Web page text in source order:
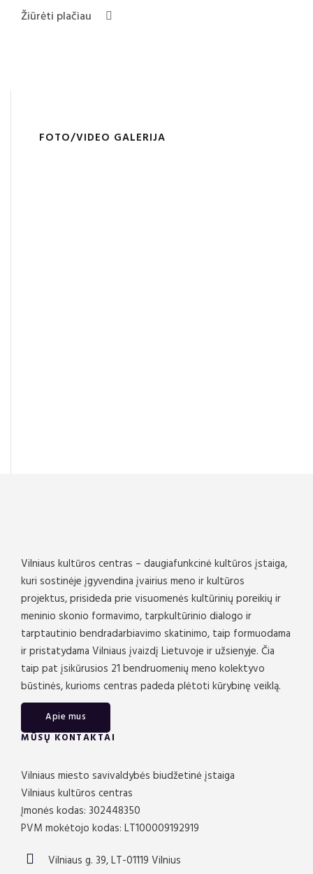
Žiūrėti plačiau
FOTO/VIDEO GALERIJA
Vilniaus kultūros centras – daugiafunkcinė kultūros įstaiga,
kuri sostinėje įgyvendina įvairius meno ir kultūros
projektus, prisideda prie visuomenės kultūrinių poreikių ir
meninio skonio formavimo, tarpkultūrinio dialogo ir
tarptautinio bendradarbiavimo skatinimo, taip formuodama
ir pristatydama Vilniaus įvaizdį Lietuvoje ir užsienyje. Čia
taip pat įsikūrusios 21 bendruomenių meno kolektyvo
būstinės, kurioms centras padeda plėtoti kūrybinę veiklą.
Apie mus
MŪSŲ KONTAKTAI
Vilniaus miesto savivaldybės biudžetinė įstaiga
Vilniaus kultūros centras
Įmonės kodas: 302448350
PVM mokėtojo kodas: LT100009192919
Vilniaus g. 39, LT-01119 Vilnius